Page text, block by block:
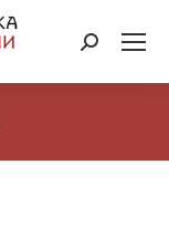
Search: